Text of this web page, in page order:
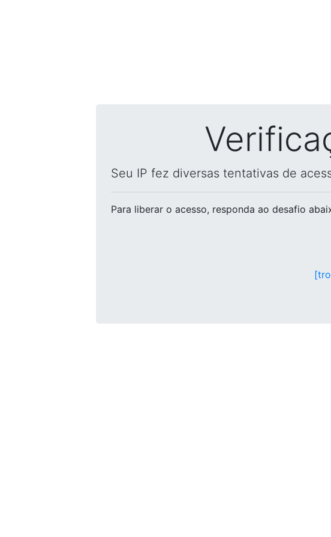
Seu IP fez diversas tentativas de
Para liberar o acesso, responda ao desafio